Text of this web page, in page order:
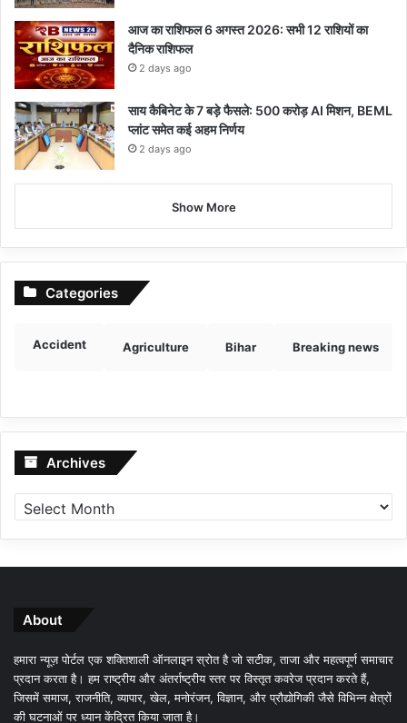
आज का राशिफल 6 अगस्त 2026: सभी 12 राशियों का
दैनिक राशिफल
2 days ago
साय कैबिनेट के 7 बड़े फैसले: 500 करोड़ AI मिशन, BEML
प्लांट समेत कई अहम निर्णय
2 days ago
Show More
Categories
Accident Agriculture Bihar Breaking news
Archives Archives
About
हमारा न्यूज़ पोर्टल एक शक्तिशाली ऑनलाइन स्रोत है जो सटीक, ताजा और महत्वपूर्ण समाचार
प्रदान करता है। हम राष्ट्रीय और अंतर्राष्ट्रीय स्तर पर विस्तृत कवरेज प्रदान करते हैं,
जिसमें समाज, राजनीति, व्यापार, खेल, मनोरंजन, विज्ञान, और प्रौद्योगिकी जैसे विभिन्न क्षेत्रों
की घटनाओं पर ध्यान केंद्रित किया जाता है।